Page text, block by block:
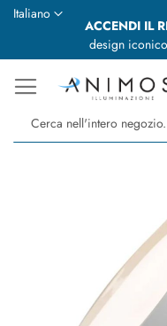
ACCENDI IL
design
Lingua
Italiano